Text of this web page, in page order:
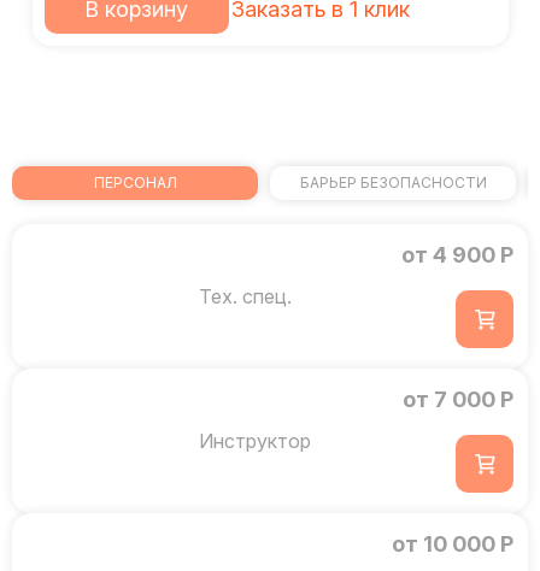
В корзину Заказать в 1 клик
ПЕРСОНАЛ БАРЬЕР БЕЗОПАСНОСТИ
Тех. спец.
от 4 900 Р
Инструктор
от 7 000 Р
от 10 000 Р